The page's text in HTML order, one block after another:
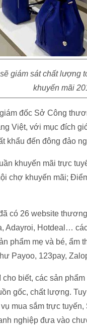
giám sát chất lượng
khuyến mãi
đốc Sở Công
Việt, với mục đích
khẩu đến đông đảo
khuyến mãi trực
chợ khuyến mãi;
có 26 website
Adayroi, Hotdeal…
phẩm mẹ và bé, ẩm
Payoo, 123pay,
biết, các sản
gốc, chất lượng.
mua sắm trực
nghiệp đưa vào